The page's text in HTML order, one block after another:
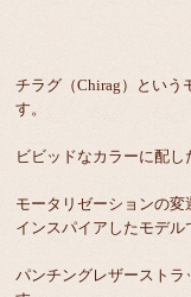
チラグ（Chirag）という
す。
ビビッドなカラーに配し
モータリゼーションの
インスパイアしたモデル
パンチングレザーストラ